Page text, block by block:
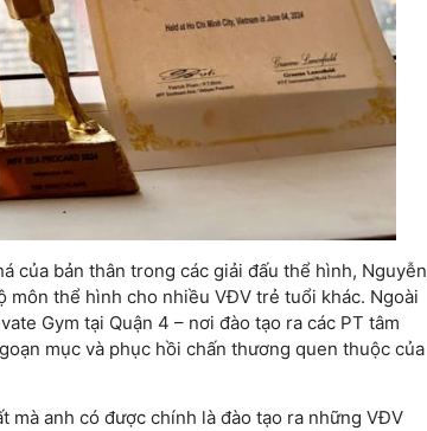
của bản thân trong các giải đấu thể hình, Nguyễn
môn thể hình cho nhiều VĐV trẻ tuổi khác. Ngoài
Gym tại Quận 4 – nơi đào tạo ra các PT tâm
mục và phục hồi chấn thương quen thuộc của
anh có được chính là đào tạo ra những VĐV